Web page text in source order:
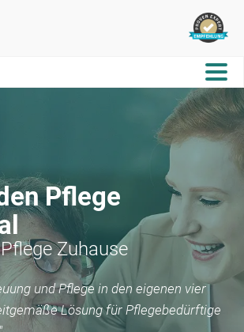
Pflege
Zuhause
und Pflege in den eigenen vier
Lösung für Pflegebedürftige